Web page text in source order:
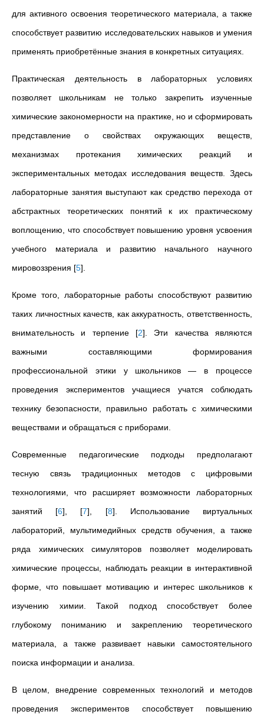
для активного освоения теоретического материала, а также
способствует развитию исследовательских навыков и умения
применять приобретённые знания в конкретных ситуациях.
Практическая деятельность в лабораторных условиях
позволяет школьникам не только закрепить изученные
химические закономерности на практике, но и сформировать
представление о свойствах окружающих веществ,
механизмах протекания химических реакций и
экспериментальных методах исследования веществ. Здесь
лабораторные занятия выступают как средство перехода от
абстрактных теоретических понятий к их практическому
воплощению, что способствует повышению уровня усвоения
учебного материала и развитию начального научного
мировоззрения [5]
Кроме того, лабораторные работы способствуют развитию
таких личностных качеств, как аккуратность, ответственность,
внимательность и терпение [2] . Эти качества являются
важными составляющими формирования
профессиональной этики у школьников — в процессе
проведения экспериментов учащиеся учатся соблюдать
технику безопасности, правильно работать с химическими
веществами и обращаться с приборами.
Современные педагогические подходы предполагают
тесную связь традиционных методов с цифровыми
технологиями, что расширяет возможности лабораторных
занятий [6] [7] [8] . Использование виртуальных
лабораторий, мультимедийных средств обучения, а также
ряда химических симуляторов позволяет моделировать
химические процессы, наблюдать реакции в интерактивной
форме, что повышает мотивацию и интерес школьников к
изучению химии. Такой подход способствует более
глубокому пониманию и закреплению теоретического
материала, а также развивает навыки самостоятельного
поиска информации и анализа.
В целом, внедрение современных технологий и методов
проведения экспериментов способствует повышению